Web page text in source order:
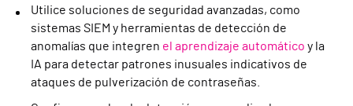
Utilice soluciones de seguridad avanzadas, como
sistemas SIEM y herramientas de detección de
anomalías que integren el aprendizaje automático y la
IA para detectar patrones inusuales indicativos de
ataques de pulverización de contraseñas.